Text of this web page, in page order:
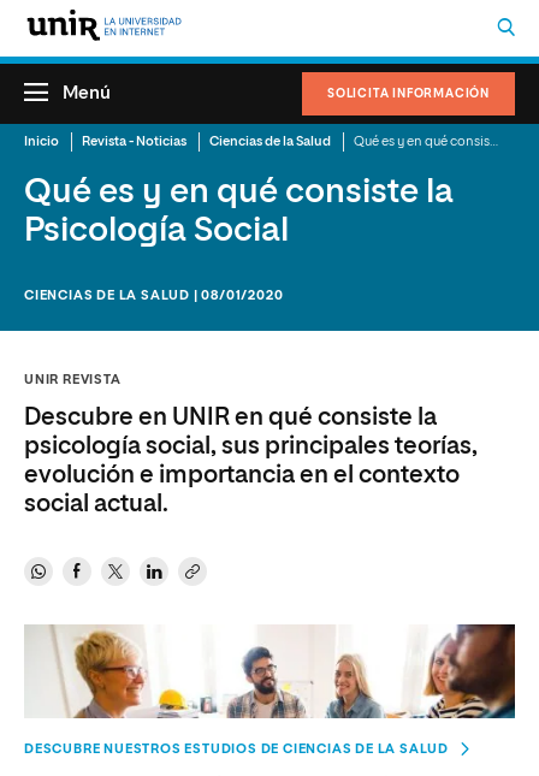
SOLICITA INFORMACIÓN
Menú
Inicio Revista - Noticias Ciencias de la Salud
Qué es y en qué consiste la
Psicología Social
CIENCIAS DE LA SALUD | 08/01/2020
UNIR REVISTA
Descubre en UNIR en qué consiste la
psicología social, sus principales teorías,
evolución e importancia en el contexto
social actual.
DESCUBRE NUESTROS ESTUDIOS DE CIENCIAS DE LA SALUD